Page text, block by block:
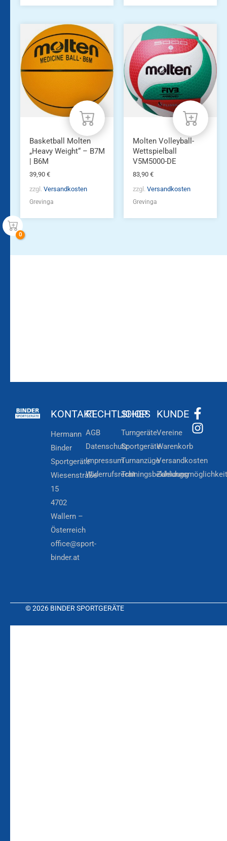
Dieses
Produkt
weist
mehrere
Varianten
Optionen
können
Produktseite
gewählt
werden
Basketball Molten
„Heavy Weight“ – B7M
| B6M
39,90 €
zzgl. Versandkosten
Grevinga
Molten Volleyball-
Wettspielball
V5M5000-DE
83,90 €
zzgl. Versandkosten
Grevinga
KONTAKT
Hermann
Binder
Sportgeräte
Wiesenstraße
15
4702
Wallern –
Österreich
office@sport-
binder.at
RECHTLICHES
AGB
Datenschutz
Impressum
Widerrufsrecht
SHOP
Turngeräte
Sportgeräte
Turnanzüge
Trainingsbekleidung
KUNDE
Vereine
Warenkorb
Versandkosten
© 2026 BINDER SPORTGERÄTE